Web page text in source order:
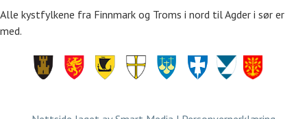
Alle kystfylkene fra Finnmark og Troms i nord til Agder i sør er
med.
FinnmarkTroms NordlandTrøndelagMøre
RogalandVestland